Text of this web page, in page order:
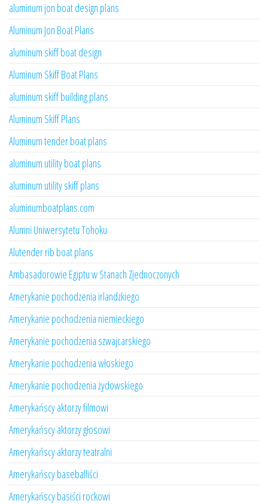
aluminum jon boat design plans
Aluminum Jon Boat Plans
aluminum skiff boat design
Aluminum Skiff Boat Plans
aluminum skiff building plans
Aluminum Skiff Plans
Aluminum tender boat plans
aluminum utility boat plans
aluminum utility skiff plans
aluminumboatplans.com
Alumni Uniwersytetu Tohoku
Alutender rib boat plans
Ambasadorowie Egiptu w Stanach Zjednoczonych
Amerykanie pochodzenia irlandzkiego
Amerykanie pochodzenia niemieckiego
Amerykanie pochodzenia szwajcarskiego
Amerykanie pochodzenia włoskiego
Amerykanie pochodzenia żydowskiego
Amerykańscy aktorzy filmowi
Amerykańscy aktorzy głosowi
Amerykańscy aktorzy teatralni
Amerykańscy baseballiści
Amerykańscy basiści rockowi